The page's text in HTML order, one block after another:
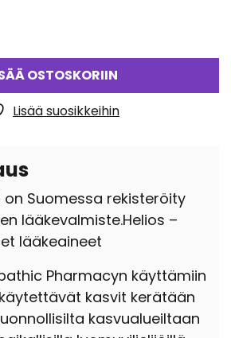
OSTOSKORIIN
Lisää suosikkeihin
on Suomessa rekisteröity
lääkevalmiste.Helios –
lääkeaineet
Pharmacyn käyttämiin
kasvit kerätään
kasvualueiltaan